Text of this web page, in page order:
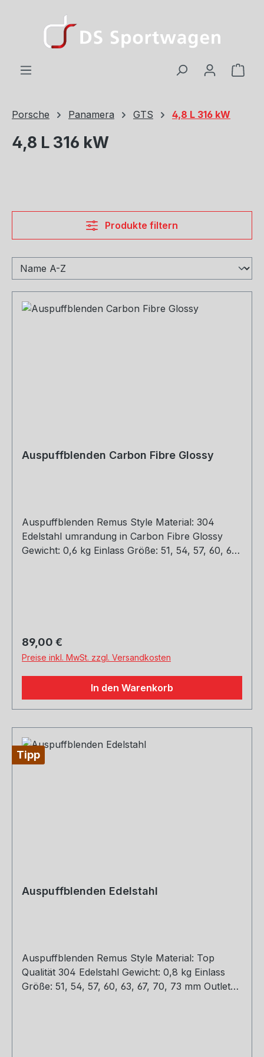
Zum Hauptinhalt springen
Porsche Panamera GTS 4,8 L 316 kW
4,8 L 316 kW
Produkte filtern
Auspuffblenden Carbon Fibre Glossy
Auspuffblenden Remus Style Material: 304
Edelstahl umrandung in Carbon Fibre Glossy
Gewicht: 0,6 kg Einlass Größe: 51, 54, 57, 60, 63,
Regulärer Preis:
89,00 €
Preise inkl. MwSt. zzgl. Versandkosten
In den Warenkorb
Tipp
Auspuffblenden Edelstahl
Auspuffblenden Remus Style Material: Top
Qualität 304 Edelstahl Gewicht: 0,8 kg Einlass
Größe: 51, 54, 57, 60, 63, 67, 70, 73 mm Outlet